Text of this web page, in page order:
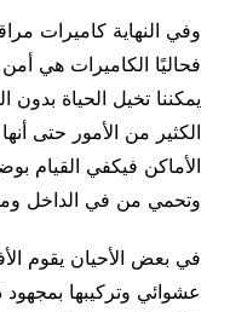
وفي النهاية كاميرات
فحاليًا الكاميرات هي
يمكننا تخيل الحياة
الكثير من الأمور حتى
الأماكن فيكفي القيام
وتحمي من في الداخل
في بعض الأحيان يقوم
عشوائي وتركيبها بمجهود